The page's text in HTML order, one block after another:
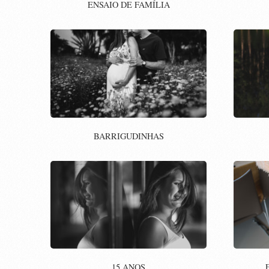
ENSAIO DE FAMÍLIA
BARRIGUDINHAS